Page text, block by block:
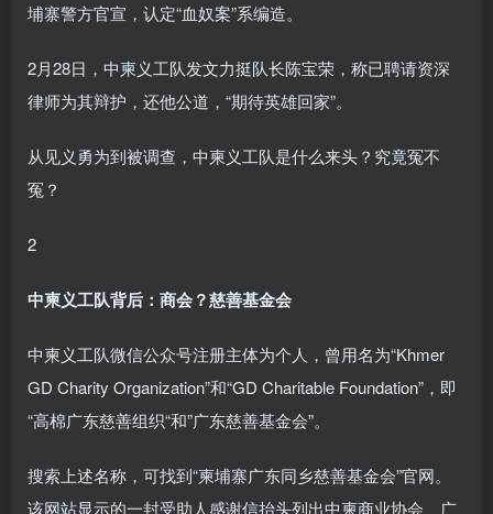
埔寨警方官宣，认定“血奴案”系编造。
2月28日，中柬义工队发文力挺队长陈宝荣，称已聘请资深
律师为其辩护，还他公道，“期待英雄回家”。
从见义勇为到被调查，中柬义工队是什么来头？究竟冤不
冤？
2
中柬义工队背后：商会？慈善基金会
中柬义工队微信公众号注册主体为个人，曾用名为“Khmer
GD Charity Organization”和“GD Charitable Foundation”，即
“高棉广东慈善组织“和”广东慈善基金会”。
搜索上述名称，可找到“柬埔寨广东同乡慈善基金会”官网。
该网站显示的一封受助人感谢信抬头列出中柬商业协会、广